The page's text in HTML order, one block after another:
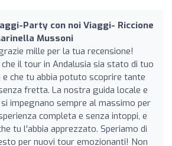
Party con noi Viaggi- Riccione
Mussoni
mille per la tua recensione!
il tour in Andalusia sia stato di tuo
che tu abbia potuto scoprire tante
fretta. La nostra guida locale e
impegnano sempre al massimo per
completa e senza intoppi, e
tu l'abbia apprezzato. Speriamo di
per nuovi tour emozionanti! Non